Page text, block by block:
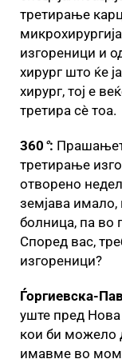
третирање
изгореници и
хирург што ќе
хирург, тој е
третира сè тоа.
360 °:
третирање
отворено
земјава
болница, па во
Според вас,
изгореници?
Ѓоргиевска-
уште пред
кои би можело
имавме во